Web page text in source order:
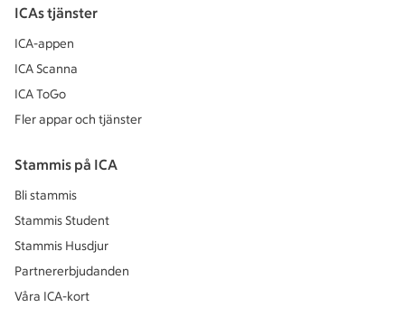
ICAs tjänster
ICA-appen
ICA Scanna
ICA ToGo
Fler appar och tjänster
Stammis på ICA
Bli stammis
Stammis Student
Stammis Husdjur
Partnererbjudanden
Våra ICA-kort